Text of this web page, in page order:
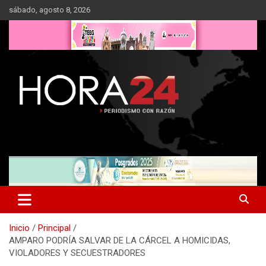
Saltar
al
sábado, agosto 8, 2026
Inicio
Principal
AMPARO PODRÍA SALVAR DE LA CÁRCEL A HOMICIDAS,
VIOLADORES Y SECUESTRADORES